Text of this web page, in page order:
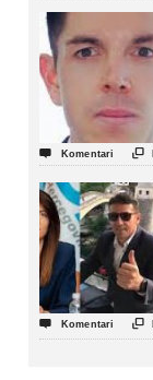
 Komentari 
 Komentari 